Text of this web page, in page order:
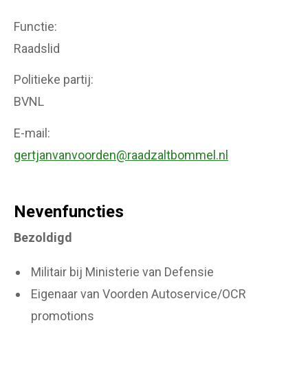
Functie
Raadslid
Politieke partij
BVNL
E-mail
gertjanvanvoorden@raadzaltbommel.nl
Nevenfuncties
Bezoldigd
Militair bij Ministerie van Defensie
Eigenaar van Voorden Autoservice/OCR
promotions